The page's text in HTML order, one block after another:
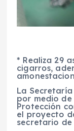
* Realiza 29
cigarros,
La
por medio de
Protección
el proyecto
secretario